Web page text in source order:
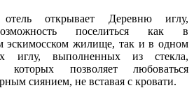
открывает Деревню иглу,
поселиться как в
эскимосском жилище, так и в одном
иглу, выполненных из стекла,
которых позволяет любоваться
сиянием, не вставая с кровати.